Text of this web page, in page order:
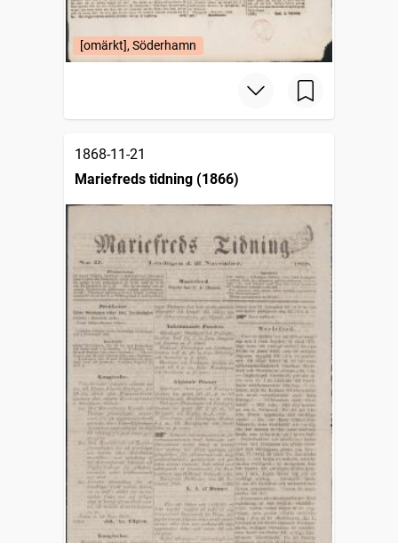
[omärkt], Söderhamn
1868-11-21
Mariefreds tidning (1866)